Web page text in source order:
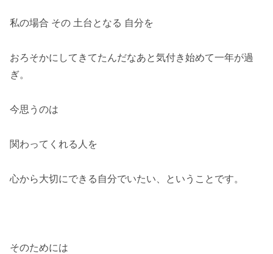
私の場合 その 土台となる 自分を
おろそかにしてきてたんだなあと気付き始めて一年が過
ぎ。
今思うのは
関わってくれる人を
心から大切にできる自分でいたい、ということです。
そのためには